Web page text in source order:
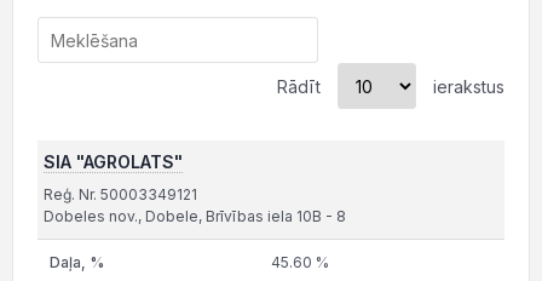
Rādīt ierakstus
SIA "AGROLATS"
Reģ. Nr. 50003349121
Dobeles nov., Dobele, Brīvības iela 10B - 8
45.60 %